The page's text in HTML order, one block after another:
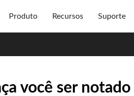
Produto Recursos Suporte
você ser notado